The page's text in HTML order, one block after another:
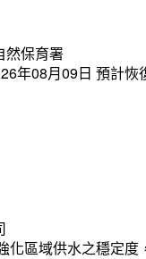
然保育署
年08月09日 預計
化區域供水之穩定